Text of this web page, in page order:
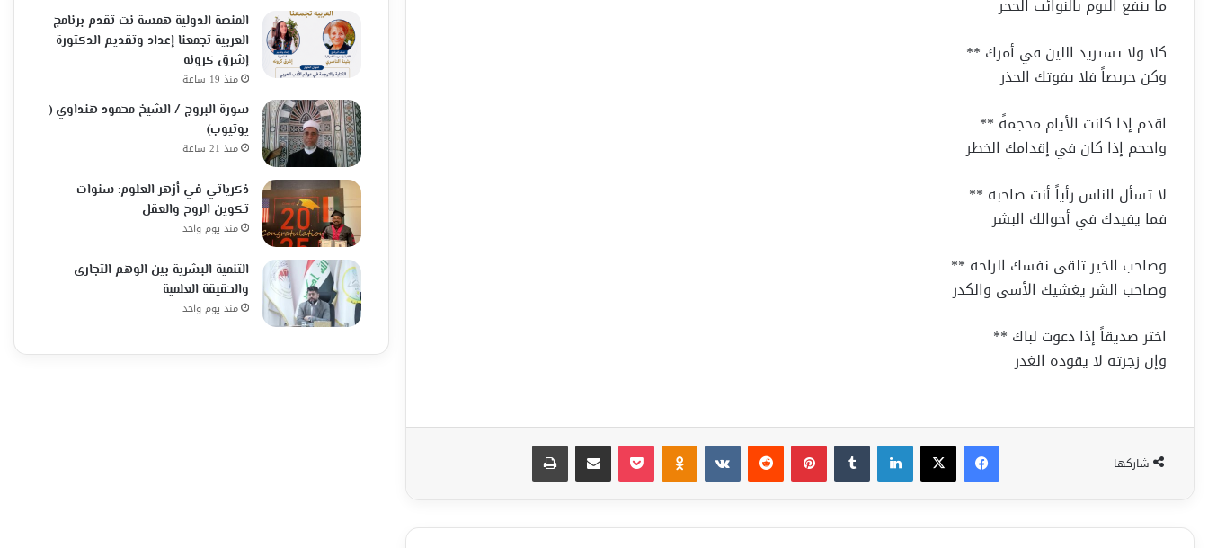
ما ينفع اليوم بالنوائب الحجر
كلا ولا تستزيد اللين في أمرك **
وكن حريصاً فلا يفوتك الحذر
اقدم إذا كانت الأيام محجمةً **
واحجم إذا كان في إقدامك الخطر
لا تسأل الناس رأياً أنت صاحبه **
فما يفيدك في أحوالك البشر
وصاحب الخير تلقى نفسك الراحة **
وصاحب الشر يغشيك الأسى والكدر
اختر صديقاً إذا دعوت لباك **
وإن زجرته لا يقوده الغدر
شاركها
فيسبوك‫X لينكدإن بينتيريست Odnoklassniki
‫Pocket مشاركة عبر البريد طباعة
المنصة الدولية همسة نت تقدم برنامج
العربية تجمعنا إعداد وتقديم الدكتورة
إشرق كرونه
منذ 19 ساعة
سورة البروج / الشيخ محمود هنداوي (
يوتيوب)
منذ 21 ساعة
ذكرياتي في أزهر العلوم: سنوات
تكوين الروح والعقل
منذ يوم واحد
التنمية البشرية بين الوهم التجاري
والحقيقة العلمية
منذ يوم واحد